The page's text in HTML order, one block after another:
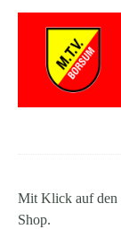
Mit Klick auf den
Shop.